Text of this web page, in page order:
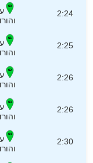
2:24
2:25
2:26
2:26
2:30